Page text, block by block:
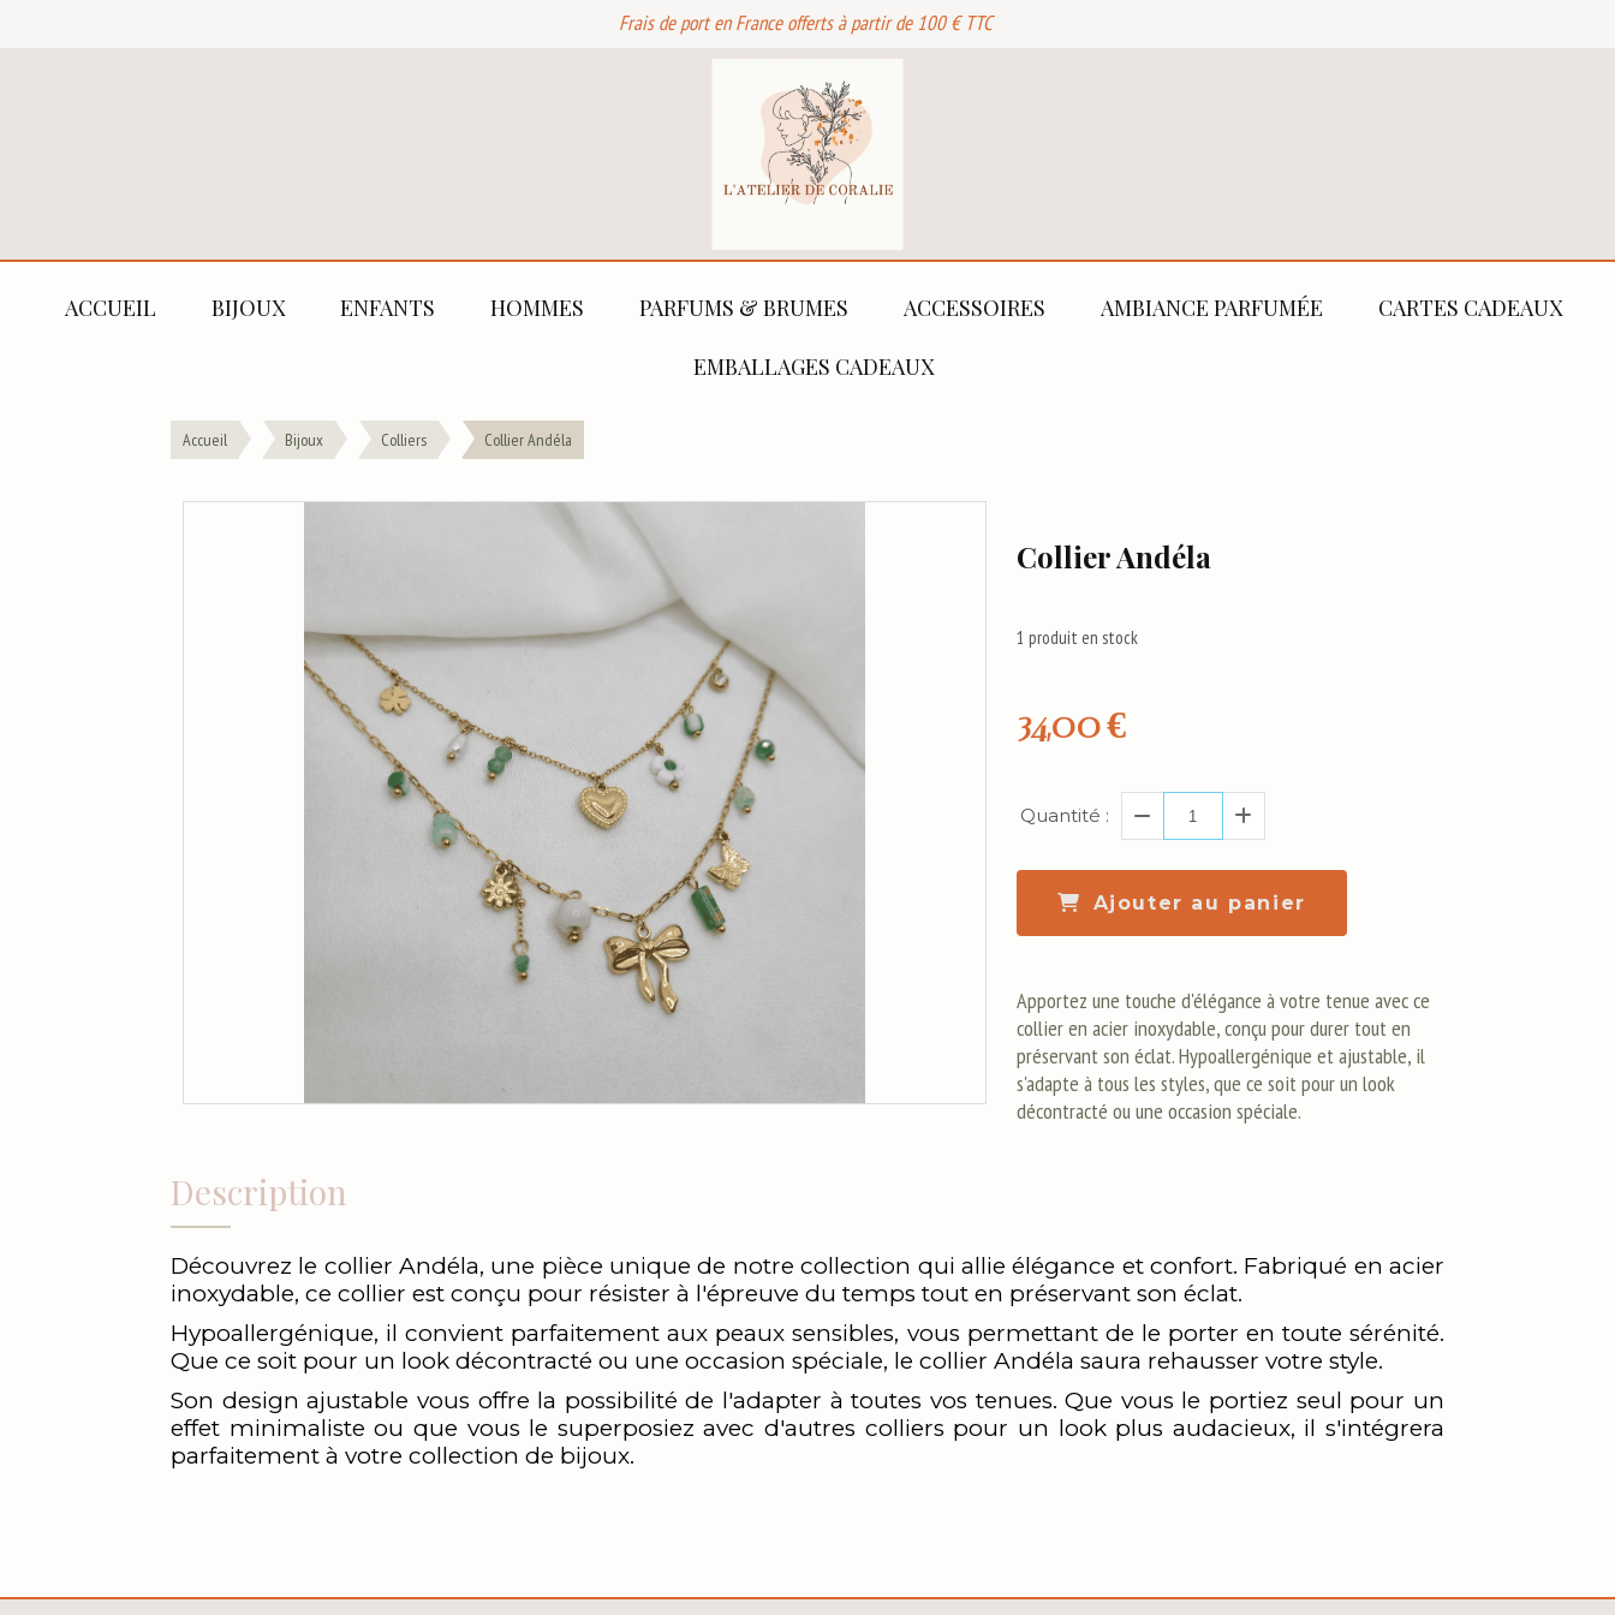
Frais de port en France offerts à partir de 100 € TTC
ACCUEIL BIJOUX ENFANTS HOMMES PARFUMS & BRUMES ACCESSOIRES AMBIANCE PARFUMÉE CARTES CADEAUX
EMBALLAGES CADEAUX
Accueil Bijoux Colliers Collier Andéla
Collier Andéla
34,00€
1 produit en stock
Quantité :
Ajouter au panier
Apportez une touche d'élégance à votre tenue avec ce
collier en acier inoxydable, conçu pour durer tout en
préservant son éclat. Hypoallergénique et ajustable, il
s'adapte à tous les styles, que ce soit pour un look
décontracté ou une occasion spéciale.
Description
Découvrez le collier Andéla, une pièce unique de notre collection qui allie élégance et confort. Fabriqué en acier
inoxydable, ce collier est conçu pour résister à l'épreuve du temps tout en préservant son éclat.
Hypoallergénique, il convient parfaitement aux peaux sensibles, vous permettant de le porter en toute sérénité.
Que ce soit pour un look décontracté ou une occasion spéciale, le collier Andéla saura rehausser votre style.
Son design ajustable vous offre la possibilité de l'adapter à toutes vos tenues. Que vous le portiez seul pour un
effet minimaliste ou que vous le superposiez avec d'autres colliers pour un look plus audacieux, il s'intégrera
parfaitement à votre collection de bijoux.